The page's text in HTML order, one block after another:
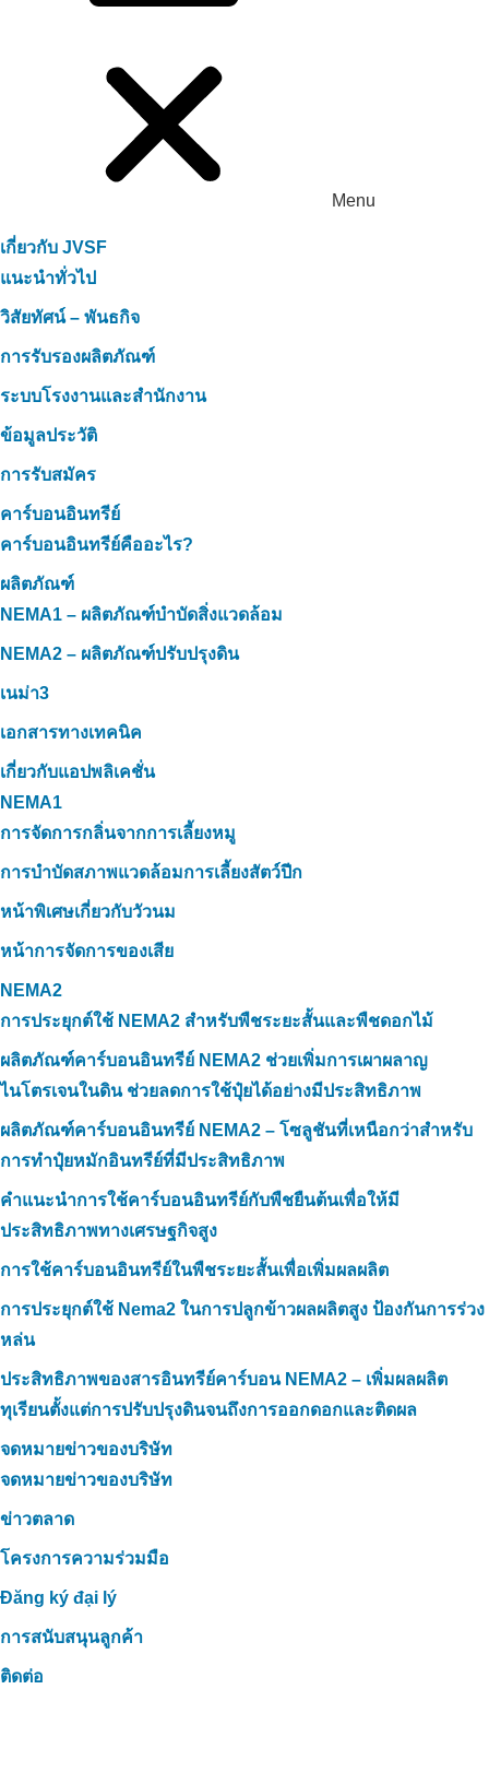
Menu
เกี่ยวกับ JVSF
แนะนำทั่วไป
วิสัยทัศน์ – พันธกิจ
การรับรองผลิตภัณฑ์
ระบบโรงงานและสำนักงาน
ข้อมูลประวัติ
การรับสมัคร
คาร์บอนอินทรีย์
คาร์บอนอินทรีย์คืออะไร?
ผลิตภัณฑ์
NEMA1 – ผลิตภัณฑ์บำบัดสิ่งแวดล้อม
NEMA2 – ผลิตภัณฑ์ปรับปรุงดิน
เนม่า3
เอกสารทางเทคนิค
เกี่ยวกับแอปพลิเคชั่น
NEMA1
การจัดการกลิ่นจากการเลี้ยงหมู
การบำบัดสภาพแวดล้อมการเลี้ยงสัตว์ปีก
หน้าพิเศษเกี่ยวกับวัวนม
หน้าการจัดการของเสีย
NEMA2
การประยุกต์ใช้ NEMA2 สำหรับพืชระยะสั้นและพืชดอกไม้
ผลิตภัณฑ์คาร์บอนอินทรีย์ NEMA2 ช่วยเพิ่มการเผาผลาญ
ไนโตรเจนในดิน ช่วยลดการใช้ปุ๋ยได้อย่างมีประสิทธิภาพ
ผลิตภัณฑ์คาร์บอนอินทรีย์ NEMA2 – โซลูชันที่เหนือกว่าสำหรับ
การทำปุ๋ยหมักอินทรีย์ที่มีประสิทธิภาพ
คำแนะนำการใช้คาร์บอนอินทรีย์กับพืชยืนต้นเพื่อให้มี
ประสิทธิภาพทางเศรษฐกิจสูง
การใช้คาร์บอนอินทรีย์ในพืชระยะสั้นเพื่อเพิ่มผลผลิต
การประยุกต์ใช้ Nema2 ในการปลูกข้าวผลผลิตสูง ป้องกันการร่วง
หล่น
ประสิทธิภาพของสารอินทรีย์คาร์บอน NEMA2 – เพิ่มผลผลิต
ทุเรียนตั้งแต่การปรับปรุงดินจนถึงการออกดอกและติดผล
จดหมายข่าวของบริษัท
จดหมายข่าวของบริษัท
ข่าวตลาด
โครงการความร่วมมือ
Đăng ký đại lý
การสนับสนุนลูกค้า
ติดต่อ